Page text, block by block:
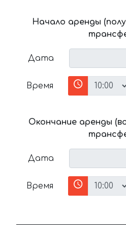
Начало аренды
Дата
Время
Окончание аренды
Дата
Время